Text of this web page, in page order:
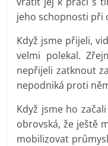
jeho schopnosti při
Když jsme přijeli,
velmi polekal.
nepřijeli zatknout
nepodniká proti
Když jsme ho
obrovská, že ještě
mobilizovat